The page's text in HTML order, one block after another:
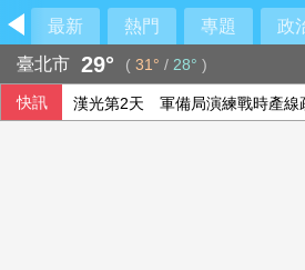
最新 熱門 專題 政
臺北市 29° ( 31° / 28° )
快訊 漢光第2天 軍備局演練戰時產線